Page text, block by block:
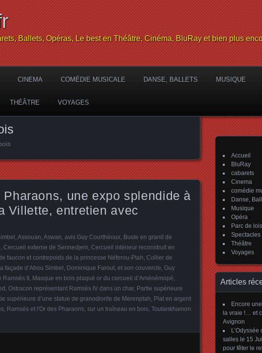
Ballets, Opéras, Le best en Théâtre, Cinéma, BluRay et bien plus
CINEMA COMÉDIE MUSICALE DANSE, BALLETS MUSIQUE
THÉÂTRE VOYAGES
Pharaons, une expo splendide à
Villette, entretien avec
Assouan Aswan avis Guy Courthéoux Buste en granit de
Cercueil externe de Sennedjem Cercueil intérieur reconstruit en
faucon et contrepoids de la princesse Néferou-Ptah Collier de
façade d’Abou Simbel Dominique Farout et son couvercle Guy
Ramsès II Masque en bois plaqué or du cercueil d’Aménémopé
Ostracon représentant Ramsès IV dans un char, Partie supérieure
supérieure d’une statue de granodiorite de Merenptah Plat en argent
Ramsés et l'Or des Pharaons sur un traîneau en bois Toutankhamon
Accueil
BluRay
cabarets
Cinema
comédie
Danse,
Musique
Opéra
Parc de
Spectacles
Théâtre
Voyages
Articles
Encore
la vraie !… et
Avignon
salles le 15
pour fêter le